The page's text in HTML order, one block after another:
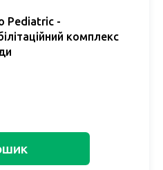
Pediatric -
комплекс